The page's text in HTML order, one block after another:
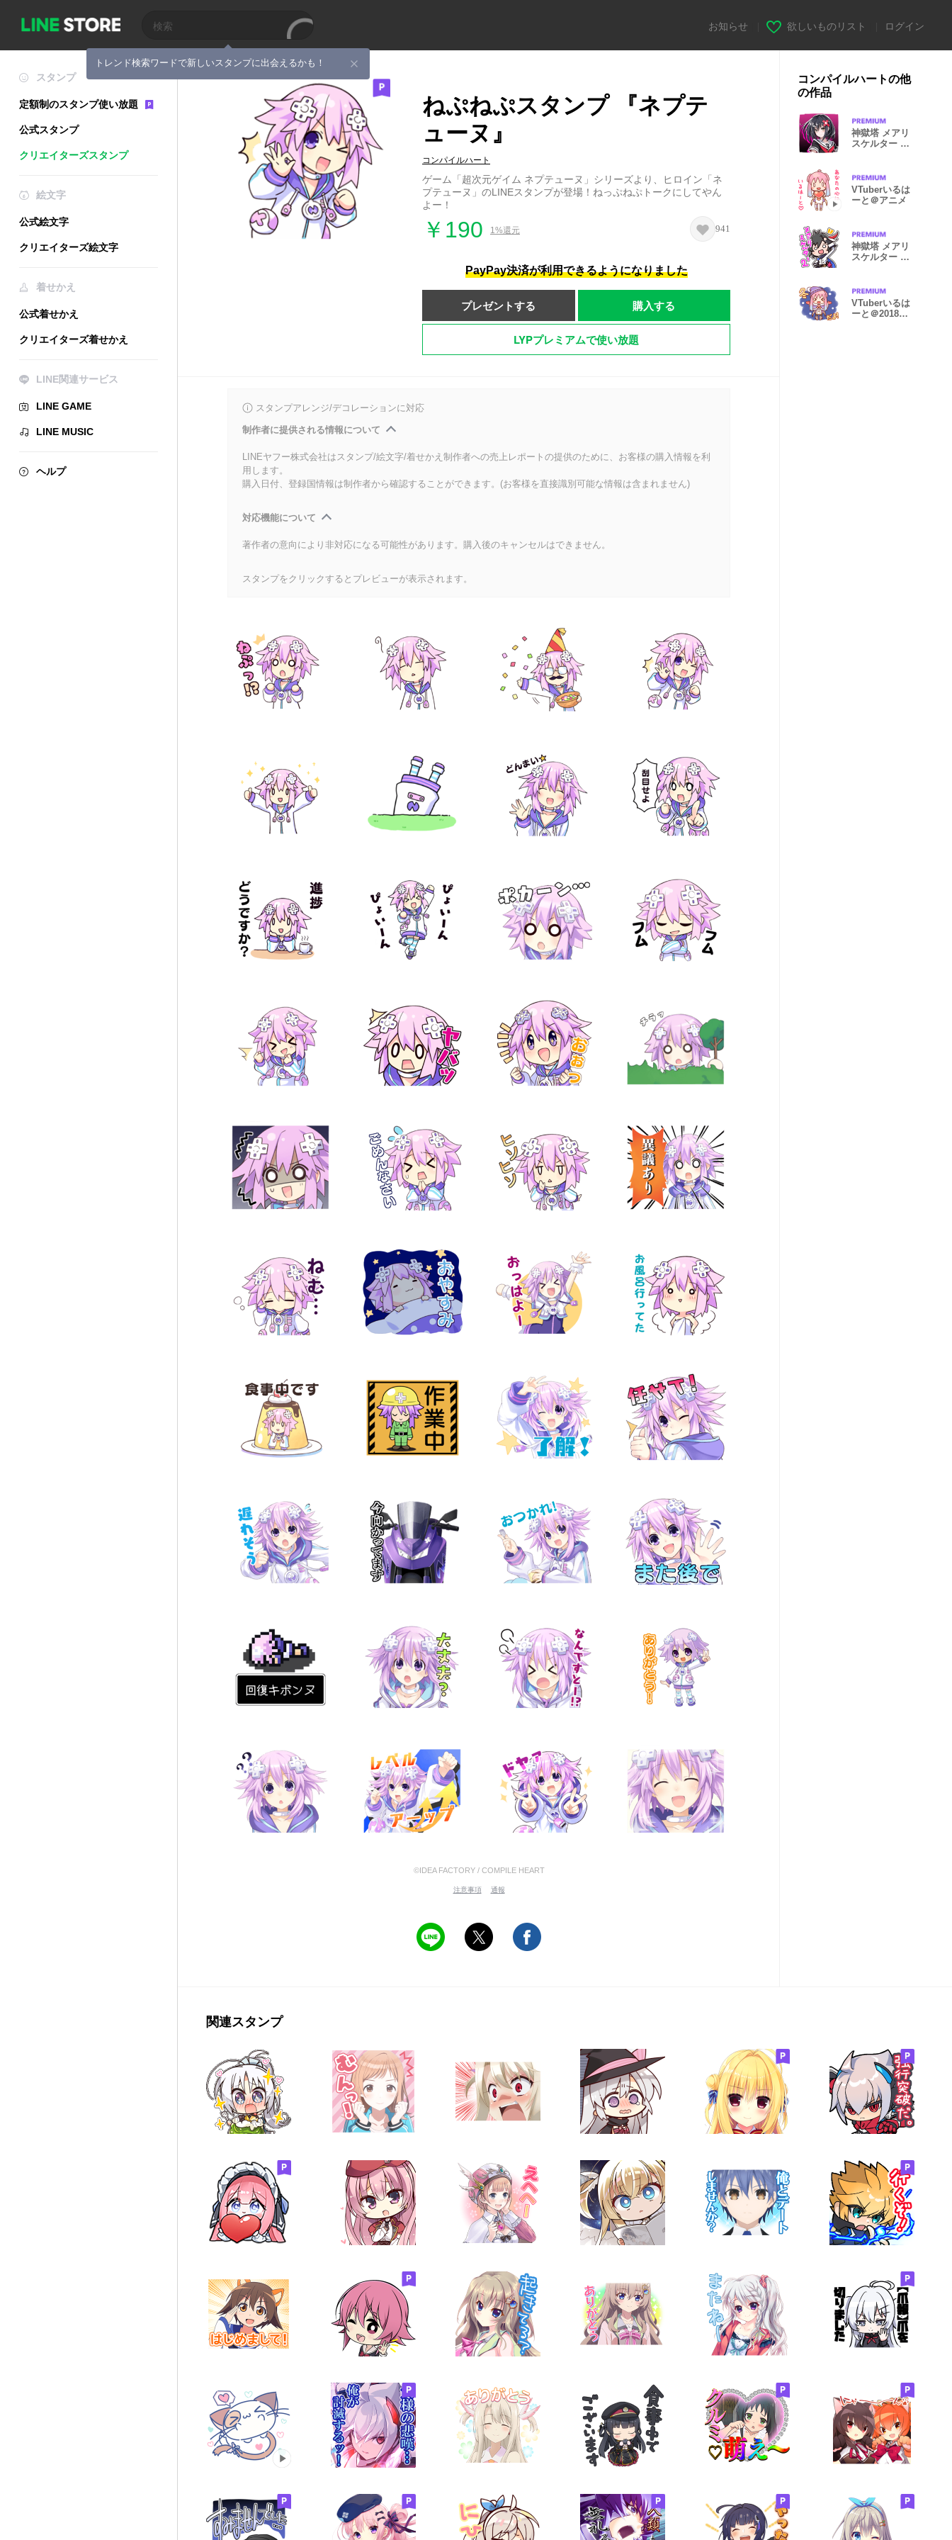
トレンド検索ワードで新しいスタンプに出会えるかも！
お知らせ 欲しいものリスト ログイン
スタンプ
定額制のスタンプ使い放題
公式スタンプ
クリエイターズスタンプ
絵文字
公式絵文字
クリエイターズ絵文字
着せかえ
公式着せかえ
クリエイターズ着せかえ
LINE関連サービス
LINE GAME
LINE MUSIC
ヘルプ
ねぷねぷスタンプ 『ネプテ
ューヌ』
コンパイルハート
ゲーム「超次元ゲイム ネプテューヌ」シリーズより、ヒロイン「ネ
プテューヌ」のLINEスタンプが登場！ねっぷねぷトークにしてやん
よー！
￥190 1%還元 941
PayPay決済が利用できるようになりました
プレゼントする 購入する
LYPプレミアムで使い放題
スタンプアレンジ/デコレーションに対応
制作者に提供される情報について
LINEヤフー株式会社はスタンプ/絵文字/着せかえ制作者への売上レポートの提供のために、お客様の購入情報を利
用します。
購入日付、登録国情報は制作者から確認することができます。(お客様を直接識別可能な情報は含まれません)
対応機能について
著作者の意向により非対応になる可能性があります。購入後のキャンセルはできません。
スタンプをクリックするとプレビューが表示されます。
©IDEA FACTORY / COMPILE HEART
注意事項 通報
コンパイルハートの他
の作品
神獄塔 メアリ
スケルター 第
VTuberいるは
ーと＠アニメ
神獄塔 メアリ
スケルター 第
VTuberいるは
ーと＠2018年
関連スタンプ